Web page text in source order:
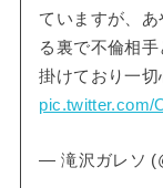
ていますが、あ
る裏で不倫相
掛けており一切
pic.twitter.com/
— 滝沢ガレソ